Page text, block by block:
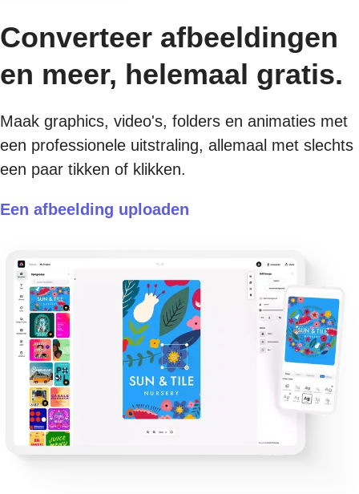
Converteer afbeeldingen
en meer, helemaal gratis.
Maak graphics, video's, folders en animaties met
een professionele uitstraling, allemaal met slechts
een paar tikken of klikken.
Een afbeelding uploaden